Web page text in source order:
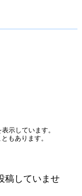
示しています。
もあります。
稿していませ